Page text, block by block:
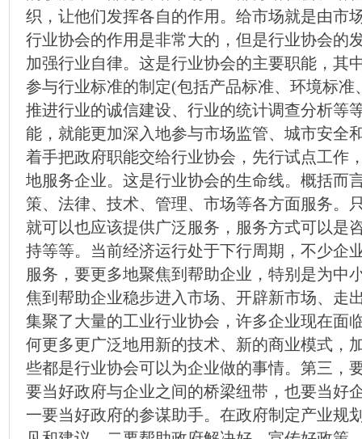
织，让他们发挥各自的作用。给市场就是由市
行业协会的作用是非常大的，但是行业协会的
加强行业自律。这是行业协会的主要职能，其
参与行业标准的制定(包括产品标准、环境标
推进行业的诚信建设、行业的统计调查分析等
能，就能更加深入地参与市场监管、城市安全
着手把政府职能交给行业协会，先行试点工作
地服务企业。这是行业协会的生命线。概括而
策、法律、技术、管理、市场等各方面服务。
就可以也应该提供广泛服务，服务方式可以是
持等等。当前经济运行处于下行周期，不少企
服务，要更多地聚焦到帮助企业，特别是为中
焦到帮助企业稳步进入市场、开辟新市场、走
集聚了大量的工业行业协会，许多企业现在面
何更多更广泛地用新的技术、新的商业模式，
些都是行业协会可以为企业做的事情。第三，
要当好政府与企业之间的桥梁纽带，也要当好
一要当好政府的参谋助手。在政府制定产业规